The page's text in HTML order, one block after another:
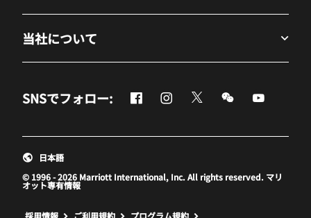
当社について
SNSでフォロー: Facebook
新しいウィンドウで開く
Instagram
新しいウィンドウで開く
Twitter
新しいウィンドウで開
Messenger
新しいウィンド
新しいウ
© 1996 - 2026 Marriott International, Inc. All rights reserved. マリ
オット専有情報
日本語
採用情報 新しいウィンドウで開く
ご利用規約 プログラム規約